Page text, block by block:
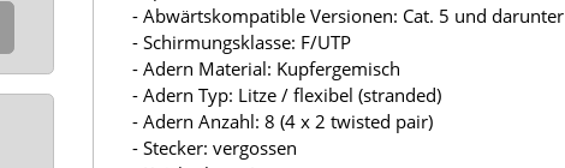
- Abwärtskompatible Versionen: Cat. 5 und darunter
- Schirmungsklasse: F/UTP
- Adern Material: Kupfergemisch
- Adern Typ: Litze / flexibel (stranded)
- Adern Anzahl: 8 (4 x 2 twisted pair)
- Stecker: vergossen